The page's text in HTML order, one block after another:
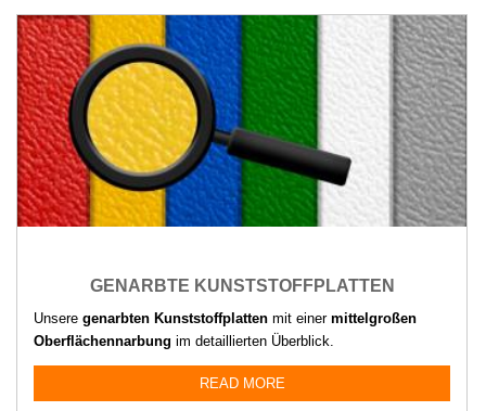
GENARBTE KUNSTSTOFFPLATTEN
Unsere genarbten Kunststoffplatten mit einer mittelgroßen
Oberflächennarbung im detaillierten Überblick.
READ MORE